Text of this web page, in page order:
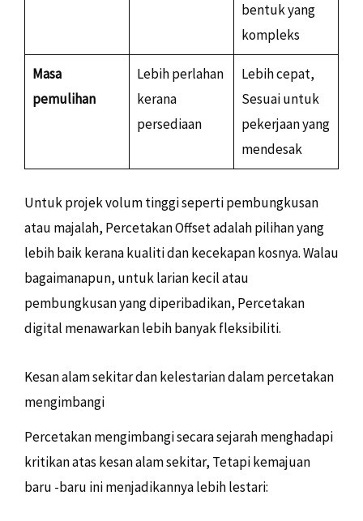
bentuk yang
kompleks
Masa
pemulihan
Lebih perlahan
kerana
persediaan
Lebih cepat,
Sesuai untuk
pekerjaan yang
mendesak
Untuk projek volum tinggi seperti pembungkusan
atau majalah, Percetakan Offset adalah pilihan yang
lebih baik kerana kualiti dan kecekapan kosnya. Walau
bagaimanapun, untuk larian kecil atau
pembungkusan yang diperibadikan, Percetakan
digital menawarkan lebih banyak fleksibiliti.
Kesan alam sekitar dan kelestarian dalam percetakan
mengimbangi
Percetakan mengimbangi secara sejarah menghadapi
kritikan atas kesan alam sekitar, Tetapi kemajuan
baru -baru ini menjadikannya lebih lestari: